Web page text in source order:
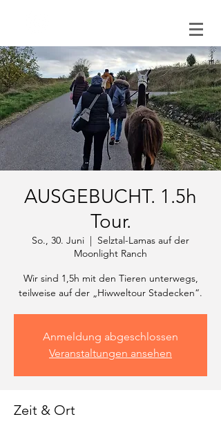
AUSGEBUCHT. 1.5h
Tour.
So., 30. Juni
  |
Selztal-Lamas auf der
Moonlight Ranch
Wir sind 1,5h mit den Tieren unterwegs,
Anmeldung abgeschlossen
Veranstaltungen ansehen
Zeit & Ort